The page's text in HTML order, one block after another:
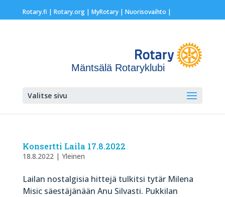
Rotary.fi | Rotary.org| MyRotary | Nuorisovaihto |
Mäntsälä Rotaryklubi
Valitse sivu
Konsertti Laila 17.8.2022
18.8.2022| Yleinen
Lailan nostalgisia hittejä tulkitsi tytär Milena
Misic säestäjänään Anu Silvasti. Pukkilan